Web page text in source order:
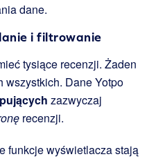
dane.
i filtrowanie
tysiące recenzji. Żaden
wszystkich. Dane Yotpo
zazwyczaj
recenzji.
funkcje wyświetlacza stają